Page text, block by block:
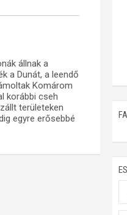
állnak a
a Dunát, a leendő
Komárom
korábbi cseh
területeken
egyre erősebbé